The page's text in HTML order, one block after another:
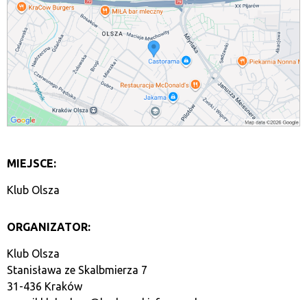
MIEJSCE:
Klub Olsza
ORGANIZATOR:
Klub Olsza
Stanisława ze Skalbmierza 7
31-436 Kraków